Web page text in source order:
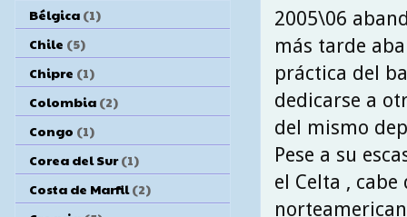
2005\06
más tarde
práctica del
dedicarse a
del mismo
Pese a su
el Celta ,
Bélgica (1)
Chile (5)
Chipre (1)
Colombia (2)
Congo (1)
Corea del Sur (1)
Costa de Marfil (2)